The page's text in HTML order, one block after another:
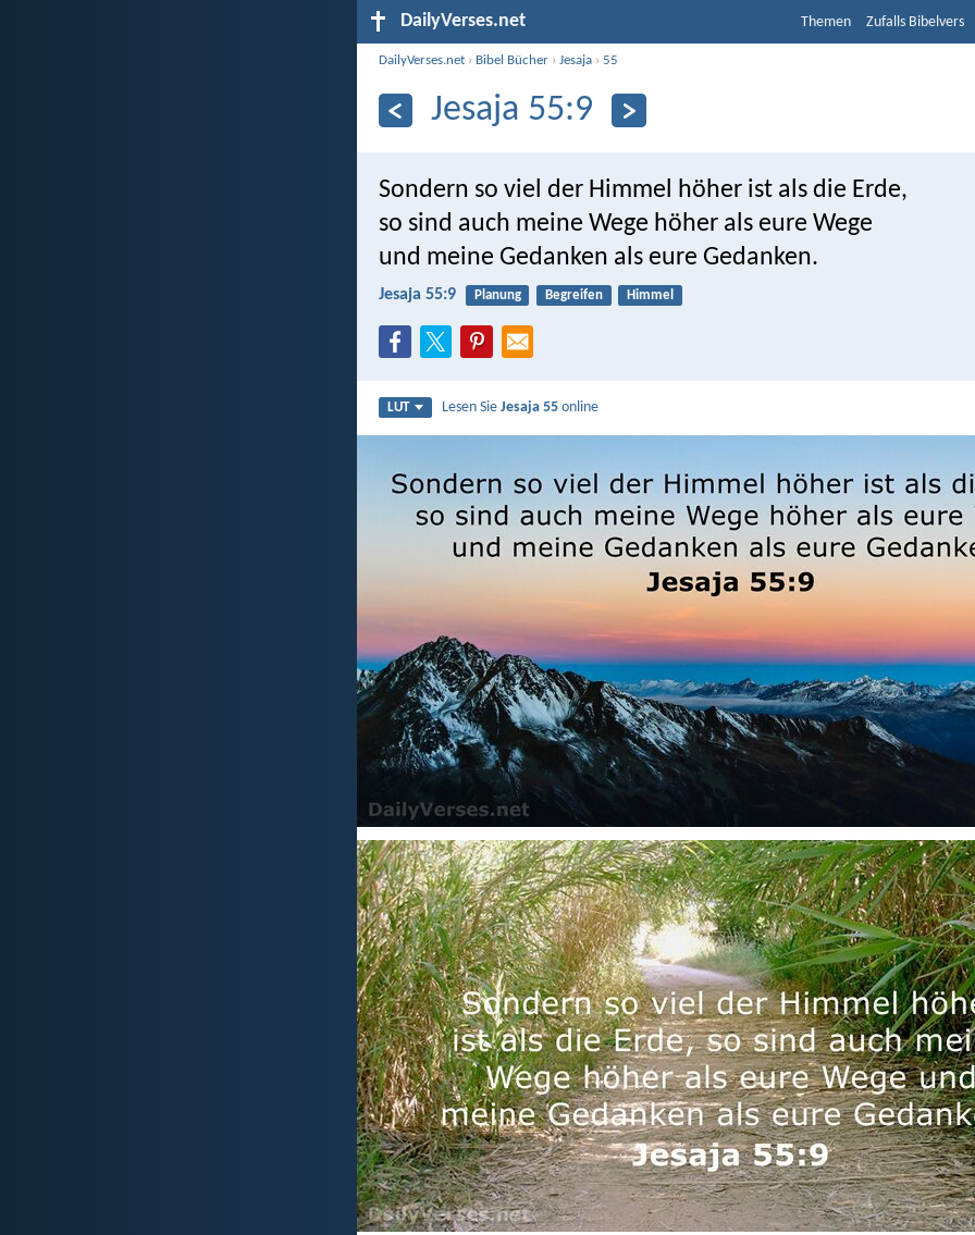
DailyVerses.net Themen Zufalls Bibelvers
DailyVerses.net › Bibel Bücher ›Jesaja ›55
Jesaja 55:9
Sondern so viel der Himmel höher ist als die Erde,
so sind auch meine Wege höher als eure Wege
und meine Gedanken als eure Gedanken.
Jesaja 55:9 Planung Begreifen Himmel
LUT Lesen SieJesaja 55 online